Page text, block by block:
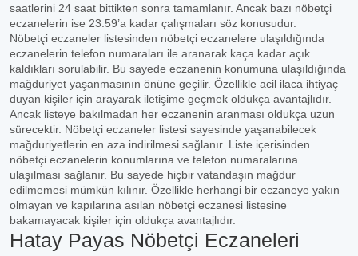
saatlerini 24 saat bittikten sonra tamamlanır. Ancak bazı nöbetçi
eczanelerin ise 23.59’a kadar çalışmaları söz konusudur.
Nöbetçi eczaneler listesinden nöbetçi eczanelere ulaşıldığında
eczanelerin telefon numaraları ile aranarak kaça kadar açık
kaldıkları sorulabilir. Bu sayede eczanenin konumuna ulaşıldığında
mağduriyet yaşanmasının önüne geçilir. Özellikle acil ilaca ihtiyaç
duyan kişiler için arayarak iletişime geçmek oldukça avantajlıdır.
Ancak listeye bakılmadan her eczanenin aranması oldukça uzun
sürecektir. Nöbetçi eczaneler listesi sayesinde yaşanabilecek
mağduriyetlerin en aza indirilmesi sağlanır. Liste içerisinden
nöbetçi eczanelerin konumlarına ve telefon numaralarına
ulaşılması sağlanır. Bu sayede hiçbir vatandaşın mağdur
edilmemesi mümkün kılınır. Özellikle herhangi bir eczaneye yakın
olmayan ve kapılarına asılan nöbetçi eczanesi listesine
bakamayacak kişiler için oldukça avantajlıdır.
Hatay Payas Nöbetçi Eczaneleri